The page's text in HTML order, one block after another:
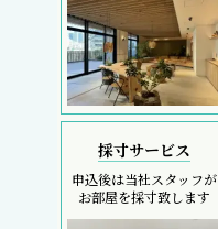
採寸サービス
申込後は当社スタッフが
お部屋を採寸致します